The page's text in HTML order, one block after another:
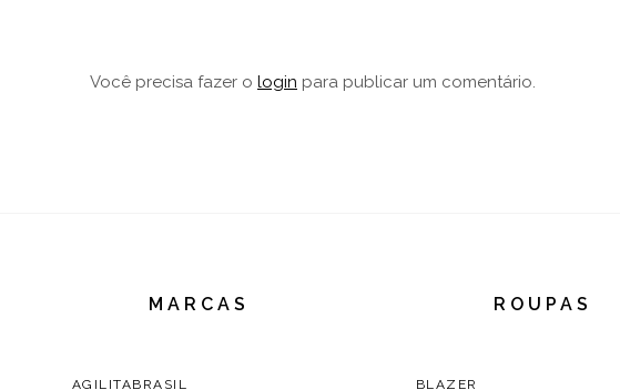
Você precisa fazer o login para publicar um comentário.
MARCAS
AGILITABRASIL
ROUPAS
BLAZER